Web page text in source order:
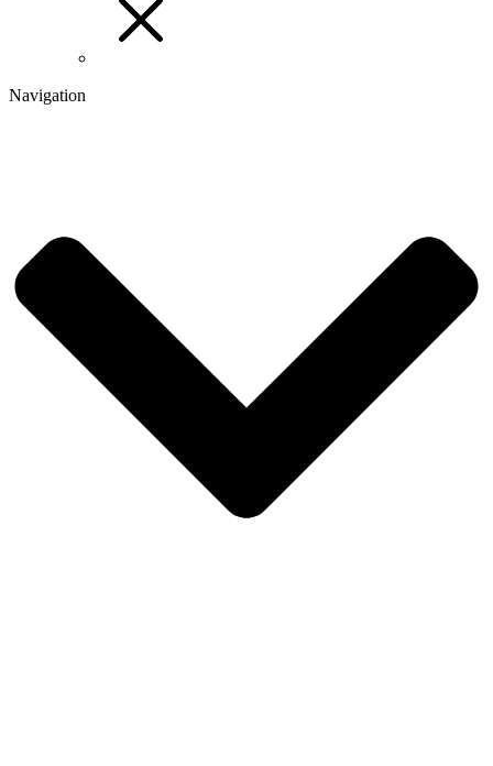
Navigation